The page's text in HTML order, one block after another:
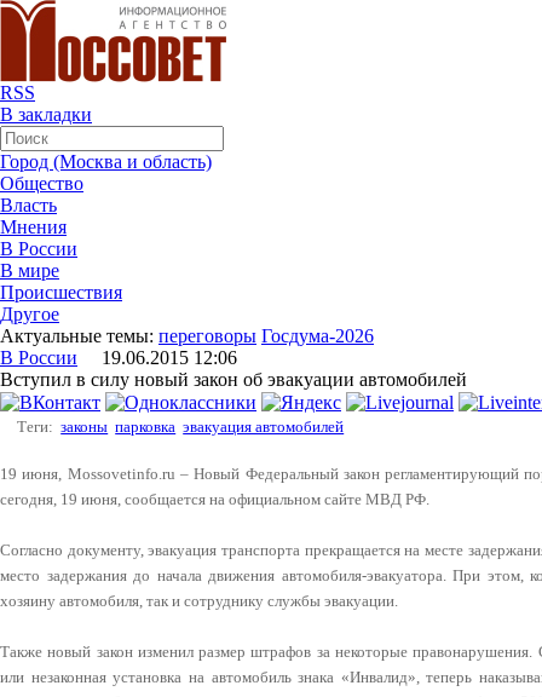
RSS
В закладки
Город (Москва и область)
Общество
Власть
Мнения
В России
В мире
Происшествия
Другое
Актуальные темы: переговоры Госдума-2026
В России 19.06.2015 12:06
Вступил в силу новый закон об эвакуации автомобилей
Теги: законы парковка эвакуация автомобилей
19 июня, Mossovetinfo.ru – Новый Федеральный закон регламентирующий
сегодня, 19 июня, сообщается на официальном сайте МВД РФ.
Согласно документу, эвакуация транспорта прекращается на месте
место задержания до начала движения автомобиля-эвакуатора. При этом,
хозяину автомобиля, так и сотруднику службы эвакуации.
Также новый закон изменил размер штрафов за некоторые правонарушения.
или незаконная установка на автомобиль знака «Инвалид», теперь